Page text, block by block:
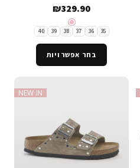
₪329.90
35
36
37
38
39
40
בחר אפשרויות
NEW IN